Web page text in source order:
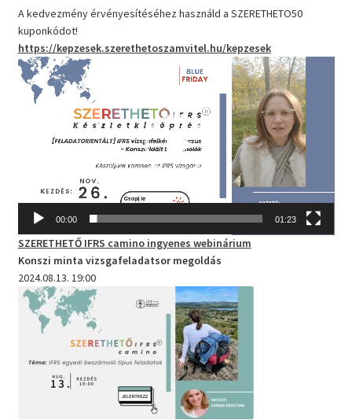
A kedvezmény érvényesítéséhez használd a SZERETHETO50
kuponkódot!
https://kepzesek.szerethetoszamvitel.hu/kepzesek
Videólejátszó
00:00 01:23
SZERETHETŐ IFRS camino ingyenes webinárium
Konszi minta vizsgafeladatsor megoldás
2024.08.13. 19:00